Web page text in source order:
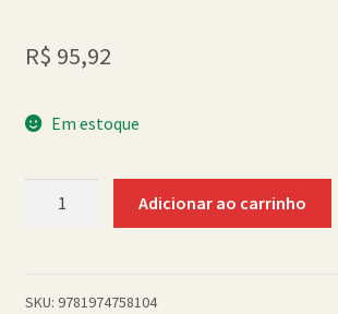
R$ 95,92
Em estoque
3
Adicionar ao carrinho
SKU: 9781974758104